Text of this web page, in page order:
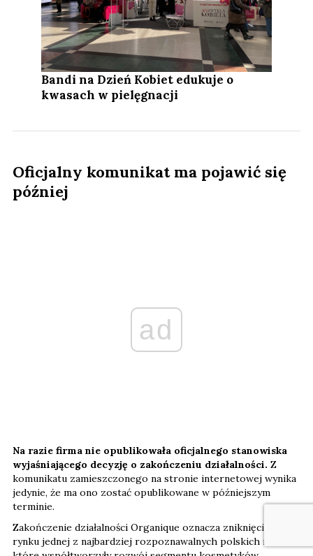
Bandi na Dzień Kobiet edukuje o
kwasach w pielęgnacji
Oficjalny komunikat ma pojawić się
później
ad
Na razie firma nie opublikowała oficjalnego stanowiska
wyjaśniającego decyzję o zakończeniu działalności. Z
komunikatu zamieszczonego na stronie internetowej wynika
jedynie, że ma ono zostać opublikowane w późniejszym
terminie.
Zakończenie działalności Organique oznacza zniknięcie z
rynku jednej z najbardziej rozpoznawalnych polskich marek,